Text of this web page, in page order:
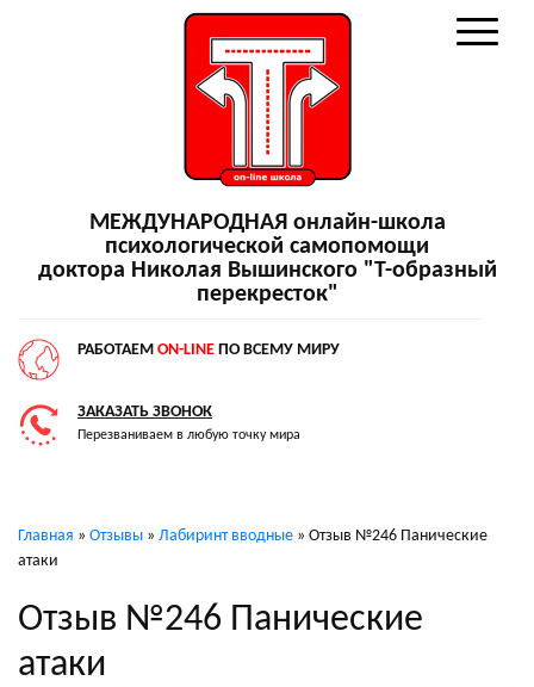
МЕЖДУНАРОДНАЯ онлайн-школа
психологической самопомощи
доктора Николая Вышинского "Т-образный
перекресток"
РАБОТАЕМ ON-LINE ПО ВСЕМУ МИРУ
ЗАКАЗАТЬ ЗВОНОК
Перезваниваем в любую точку мира
Главная » Отзывы » Лабиринт вводные » Отзыв №246 Панические
атаки
Отзыв №246 Панические
атаки